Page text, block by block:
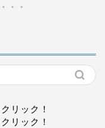
ック！
ック！